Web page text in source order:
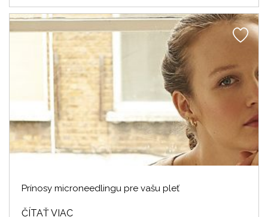
Prínosy microneedlingu pre vašu pleť
ČÍTAŤ VIAC